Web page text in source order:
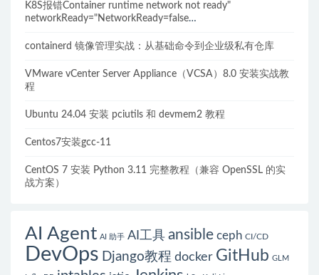
K8S报错Container runtime network not ready"
networkReady="NetworkReady=false
containerd 镜像管理实战：从基础命令到企业级私有仓库
VMware vCenter Server Appliance（VCSA）8.0 安装实战教
程
Ubuntu 24.04 安装 pciutils 和 devmem2 教程
Centos7安装gcc-11
CentOS 7 安装 Python 3.11 完整教程（兼容 OpenSSL 的实
战方案）
AI Agent AI 助手 AI工具 ansible ceph CI/CD
DevOps Django教程 docker GitHub GLM